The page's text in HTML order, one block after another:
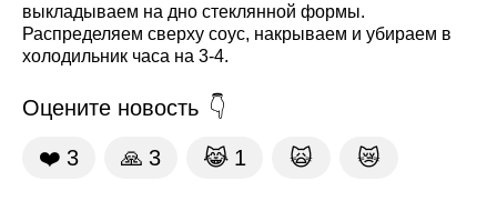
выкладываем на дно стеклянной формы.
Распределяем сверху соус, накрываем и убираем в
холодильник часа на 3-4.
Оцените новость
❤️ 3 🙏 3 😹 1 🙀 😿